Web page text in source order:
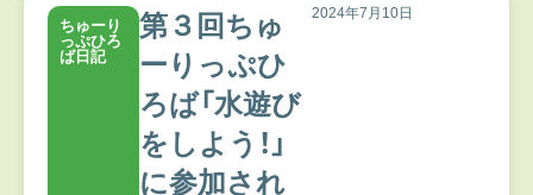
ちゅーり
っぷひろ
ば日記
第３回ちゅ
ーりっぷひ
ろば「水遊び
をしよう！」
に参加され
2024年7月10日